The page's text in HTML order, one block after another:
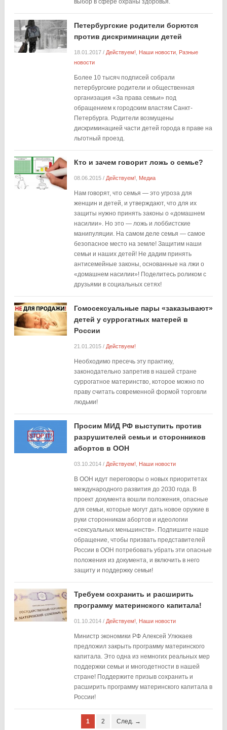
выбор в сфере охраны здоровья.
Петербургские родители борются
против дискриминации детей
18.01.2017/ Действуем! Наши новости, Разные
новости
Более 10 тысяч подписей собрали
петербургские родители и общественная
организация «За права семьи» под
обращением к городским властям Санкт-
Петербурга. Родители возмущены
дискриминацией части детей города в праве на
льготный проезд.
Кто и зачем говорит ложь о семье?
08.06.2015/ Действуем! Медиа
Нам говорят, что семья — это угроза для
женщин и детей, и утверждают, что для их
защиты нужно принять законы о «домашнем
насилии». Но это — ложь и лоббистские
манипуляции. На самом деле семья — самое
безопасное место на земле! Защитим наши
семьи и наших детей! Не дадим принять
антисемейные законы, основанные на лжи о
«домашнем насилии»! Поделитесь роликом с
друзьями в социальных сетях!
Гомосексуальные пары «заказывают»
детей у суррогатных матерей в
России
21.01.2015/ Действуем!
Необходимо пресечь эту практику,
законодательно запретив в нашей стране
суррогатное материнство, которое можно по
праву считать современной формой торговли
людьми!
Просим МИД РФ выступить против
разрушителей семьи и сторонников
абортов в ООН
03.10.2014/ Действуем! Наши новости
В ООН идут переговоры о новых приоритетах
международного развития до 2030 года. В
проект документа вошли положения, опасные
для семьи, которые могут дать новое оружие в
руки сторонникам абортов и идеологии
«сексуальных меньшинств». Подпишите наше
обращение, чтобы призвать представителей
России в ООН потребовать убрать эти опасные
положения из документа, и включить в него
защиту и поддержку семьи!
Требуем сохранить и расширить
программу материнского капитала!
01.10.2014/ Действуем! Наши новости
Министр экономики РФ Алексей Улюкаев
предложил закрыть программу материнского
капитала. Это одна из немногих реальных мер
поддержки семьи и многодетности в нашей
стране! Поддержите призыв сохранить и
расширить программу материнского капитала в
России!
1 2 След. →